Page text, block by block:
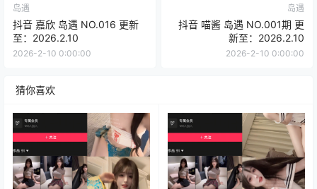
岛遇
抖音 嘉欣 岛遇 NO.016 更新
至：2026.2.10
2026-2-10 0:00:00
岛遇
抖音 喵酱 岛遇 NO.001期 更
新至：2026.2.10
2026-2-10 0:00:00
猜你喜欢